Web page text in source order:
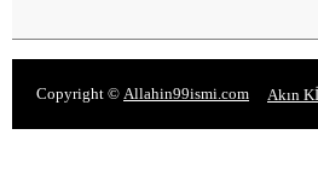
Copyright © Allahin99ismi.com Akın